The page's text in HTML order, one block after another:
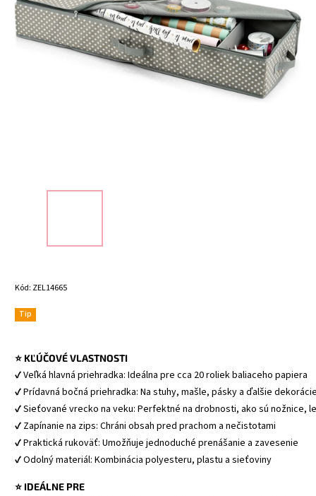
Kód: ZEL14665
⭐ KĽÚČOVÉ VLASTNOSTI
✔ Veľká hlavná priehradka: Ideálna pre cca 20 roliek baliaceho papiera
✔ Prídavná bočná priehradka: Na stuhy, mašle, pásky a ďalšie
✔ Sieťované vrecko na veku: Perfektné na drobnosti, ako sú nožnice,
✔ Zapínanie na zips: Chráni obsah pred prachom a nečistotami
✔ Praktická rukoväť: Umožňuje jednoduché prenášanie a zavesenie
✔ Odolný materiál: Kombinácia polyesteru, plastu a sieťoviny
⭐ IDEÁLNE PRE
Tip